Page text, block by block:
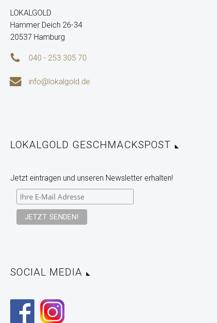
LOKALGOLD
Hammer Deich 26-34
20537 Hamburg

 040 - 253 305 70

 info@lokalgold.de
LOKALGOLD GESCHMACKSPOST
Jetzt eintragen und unseren Newsletter erhalten!
SOCIAL MEDIA